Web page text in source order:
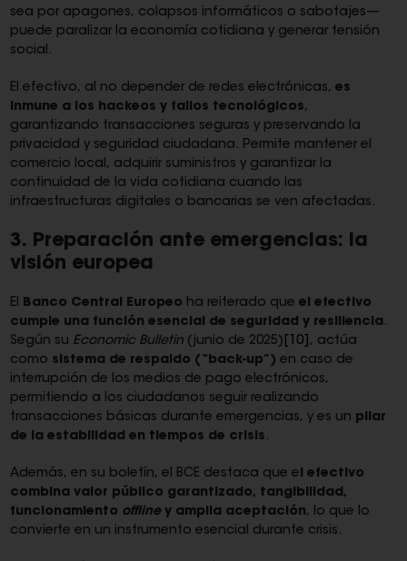
sea por apagones, colapsos informáticos o sabotajes—
puede paralizar la economía cotidiana y generar tensión
social.
El efectivo, al no depender de redes electrónicas, es
inmune a los hackeos y fallos tecnológicos,
garantizando transacciones seguras y preservando la
privacidad y seguridad ciudadana. Permite mantener el
comercio local, adquirir suministros y garantizar la
continuidad de la vida cotidiana cuando las
infraestructuras digitales o bancarias se ven afectadas.
3. Preparación ante emergencias: la
visión europea
El Banco Central Europeo ha reiterado que el efectivo
cumple una función esencial de seguridad y resiliencia .
Según su Economic Bulletin(junio de 2025) [10] , actúa
como sistema de respaldo (“back-up”) en caso de
interrupción de los medios de pago electrónicos,
permitiendo a los ciudadanos seguir realizando
transacciones básicas durante emergencias, y es un pilar
de la estabilidad en tiempos de crisis .
Además, en su boletín, el BCE destaca que el efectivo
combina valor público garantizado, tangibilidad,
funcionamiento offliney amplia aceptación, lo que lo
convierte en un instrumento esencial durante crisis.